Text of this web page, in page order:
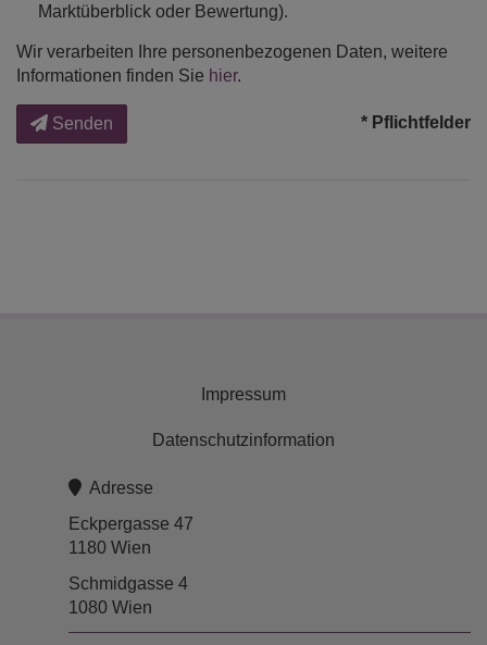
Marktüberblick oder Bewertung).
Wir verarbeiten Ihre personenbezogenen Daten, weitere
Informationen finden Sie hier.
Senden * Pflichtfelder
Impressum
Datenschutzinformation
Adresse
Eckpergasse 47
1180 Wien
Schmidgasse 4
1080 Wien